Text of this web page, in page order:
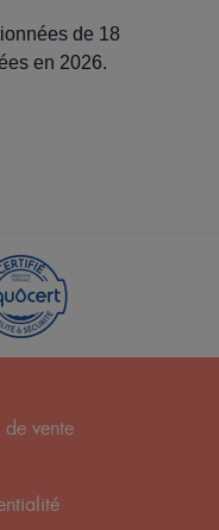
de 18
en 2026.
vente